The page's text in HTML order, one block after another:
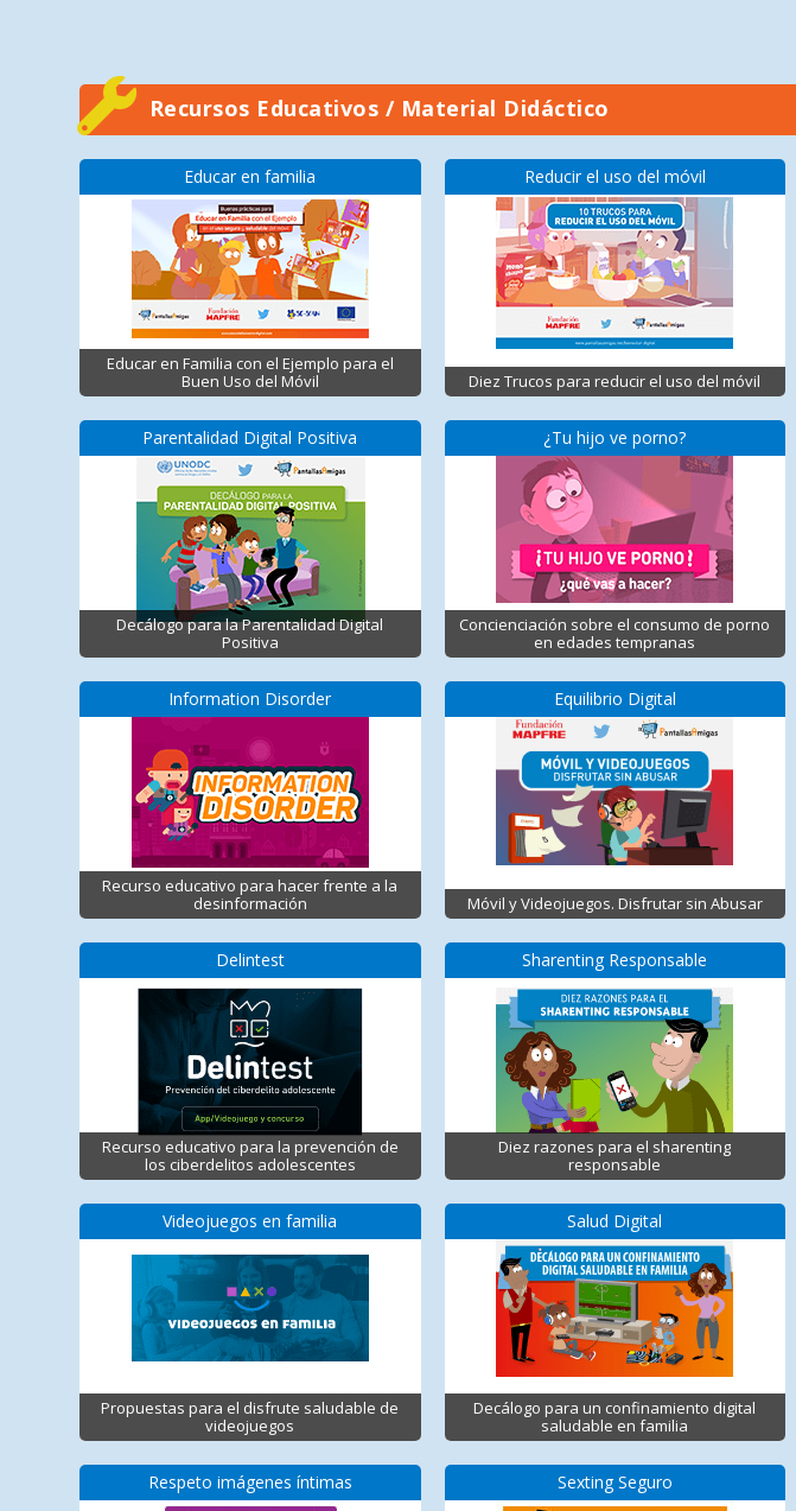
Recursos Educativos / Material Didáctico
Educar en familia
Educar en Familia con el Ejemplo para el
Buen Uso del Móvil
Parentalidad Digital Positiva
Decálogo para la Parentalidad Digital
Positiva
Information Disorder
Recurso educativo para hacer frente a la
desinformación
Delintest
Recurso educativo para la prevención de
los ciberdelitos adolescentes
Videojuegos en familia
Propuestas para el disfrute saludable de
videojuegos
Respeto imágenes íntimas
Reducir el uso del móvil
Diez Trucos para reducir el uso del móvil
¿Tu hijo ve porno?
Concienciación sobre el consumo de porno
en edades tempranas
Equilibrio Digital
Móvil y Videojuegos. Disfrutar sin Abusar
Sharenting Responsable
Diez razones para el sharenting
responsable
Salud Digital
Decálogo para un confinamiento digital
saludable en familia
Sexting Seguro